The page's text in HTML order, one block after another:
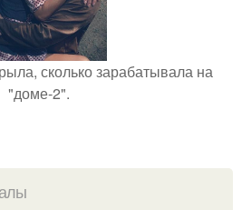
сколько зарабатывала на
"доме-2".